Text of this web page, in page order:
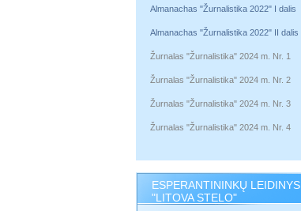
Almanachas "Žurnalistika 2022" I dalis
Almanachas "Žurnalistika 2022" II dalis
Žurnalas "Žurnalistika" 2024 m. Nr. 1
Žurnalas "Žurnalistika" 2024 m. Nr. 2
Žurnalas "Žurnalistika" 2024 m. Nr. 3
Žurnalas "Žurnalistika" 2024 m. Nr. 4
ESPERANTININKŲ LEIDINYS
"LITOVA STELO"